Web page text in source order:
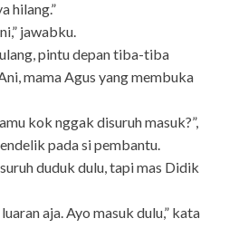
hilang.”
jawabku.
pintu depan tiba-tiba
mama Agus yang membuka
kok nggak disuruh masuk?”,
pada si pembantu.
duduk dulu, tapi mas Didik
aja. Ayo masuk dulu,” kata